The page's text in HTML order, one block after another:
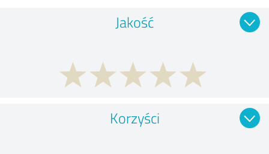
Jakość
Korzyści